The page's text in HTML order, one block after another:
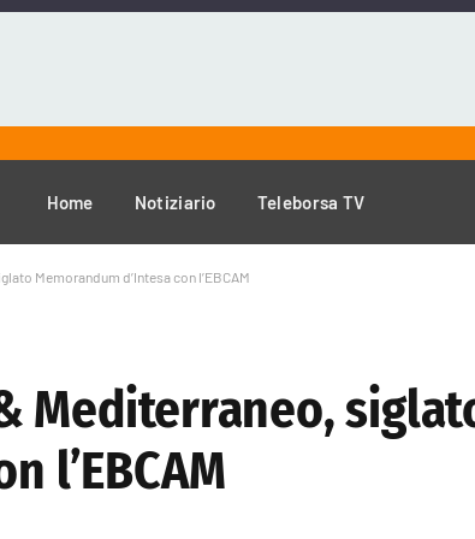
Home Notiziario Teleborsa TV
Memorandum d’Intesa con l’EBCAM
Mediterraneo,
l’EBCAM